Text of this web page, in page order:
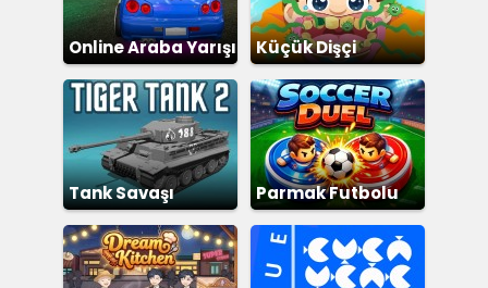
Online Araba Yarışı Küçük Dişçi
Tank Savaşı
Simülatörü
Parmak Futbolu